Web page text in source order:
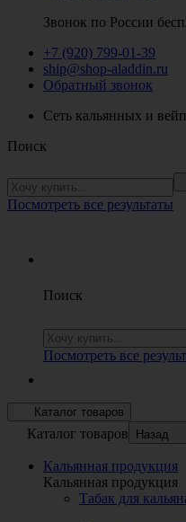
Звонок по России
+7 (920) 799-01-39
ship@shop-aladdin.ru
Обратный звонок
Сеть кальянных и
Поиск
Посмотреть все результаты
Поиск
Посмотреть все
Каталог товаров
Каталог товаров Назад
Кальянная продукция
Кальянная продукция
Табак для